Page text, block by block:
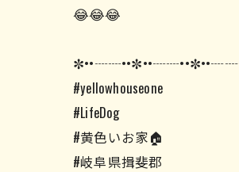
😂😂😂
#yellowhouseone
#LifeDog
#黄色いお家🏠
#岐阜県揖斐郡